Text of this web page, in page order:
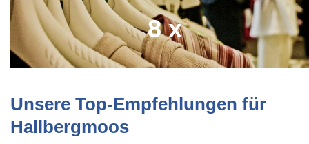
8 x
Unsere Top-Empfehlungen für
Hallbergmoos